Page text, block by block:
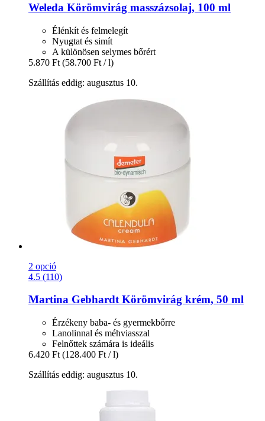
Weleda Körömvirág masszázsolaj, 100 ml
Élénkít és felmelegít
Nyugtat és simít
A különösen selymes bőrért
5.870 Ft (58.700 Ft / l)
Szállítás eddig: augusztus 10.
2 opció
4.5 (110)
Martina GebhardtKörömvirág krém, 50 ml
Érzékeny baba- és gyermekbőrre
Lanolinnal és méhviasszal
Felnőttek számára is ideális
6.420 Ft (128.400 Ft / l)
Szállítás eddig: augusztus 10.